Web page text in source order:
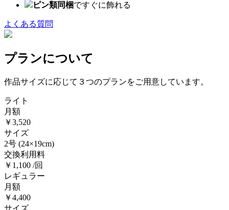
ピン類同梱ですぐに飾れる
よくある質問
プランについて
作品サイズに応じて３つのプランをご用意しています。
ライト
月額
￥3,520
サイズ
2号 (24×19cm)
交換利用料
￥1,100 /回
レギュラー
月額
￥4,400
サイズ